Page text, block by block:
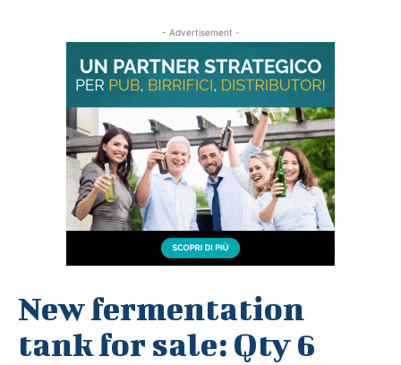
- Advertisement -
New fermentation
tank for sale: Qty 6